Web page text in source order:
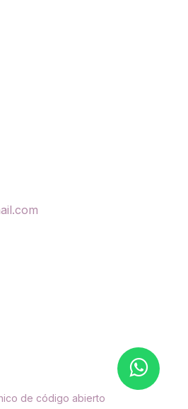
de código abierto